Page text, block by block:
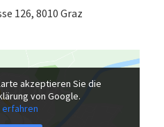
126, 8010 Graz
akzeptieren Sie die
von Google.
erfahren